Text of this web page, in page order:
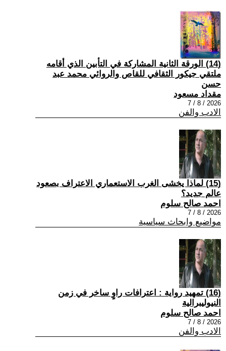
(14) الورقة الثانية المشاركة في التأبين الذي أقامه
ملتقي جيكور الثقافي للقاص والروائي محمد عبد
حسن
مقداد مسعود
2026 / 8 / 7
الادب والفن
(15) لماذا يخشى الغرب الاستعماري الاعتراف بصعود
عالم جديد؟
احمد صالح سلوم
2026 / 8 / 7
مواضيع وابحاث سياسية
(16) تمهيد رواية : اعترافات راوٍ ساخر في زمن
النيوليبرالية
احمد صالح سلوم
2026 / 8 / 7
الادب والفن